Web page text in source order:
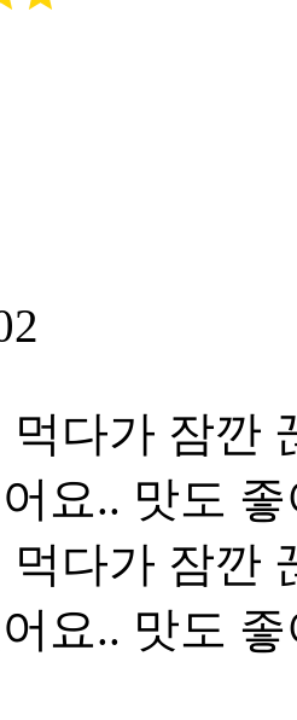
먹다가 잠깐
요.. 맛도
먹다가 잠깐
요.. 맛도